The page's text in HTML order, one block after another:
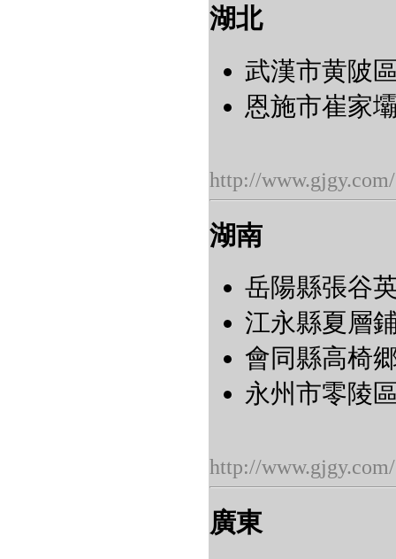
湖北
武漢市黄陂
恩施市崔家
http://www.gjgy.com/
湖南
岳陽縣張谷
江永縣夏層
會同縣高椅
永州市零陵
http://www.gjgy.com/
廣東